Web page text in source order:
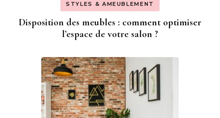
STYLES & AMEUBLEMENT
Disposition des meubles : comment optimiser
l’espace de votre salon ?